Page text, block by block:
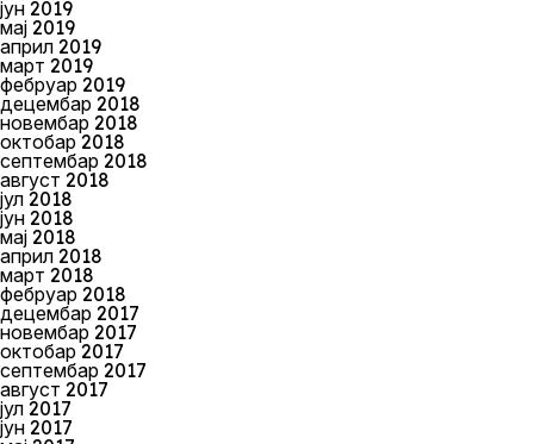
јун 2019
мај 2019
април 2019
март 2019
фебруар 2019
децембар 2018
новембар 2018
октобар 2018
септембар 2018
август 2018
јул 2018
јун 2018
мај 2018
април 2018
март 2018
фебруар 2018
децембар 2017
новембар 2017
октобар 2017
септембар 2017
август 2017
јул 2017
јун 2017